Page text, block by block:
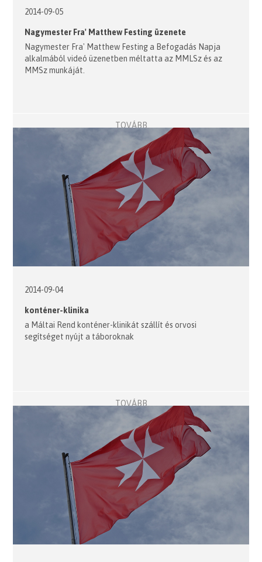
2014-09-05
Nagymester Fra' Matthew Festing üzenete
Nagymester Fra' Matthew Festing a Befogadás Napja
alkalmából videó üzenetben méltatta az MMLSz és az
MMSz munkáját.
TOVÁBB
2014-09-04
konténer-klinika
a Máltai Rend konténer-klinikát szállít és orvosi
segítséget nyújt a táboroknak
TOVÁBB